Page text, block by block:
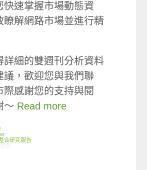
快速掌握市場動態資
瞭解網路市場並進行精
詳細的雙週刊分析資料
議，歡迎您與我們聯
際感謝您的支持與閱
～ Read more
合研究報告